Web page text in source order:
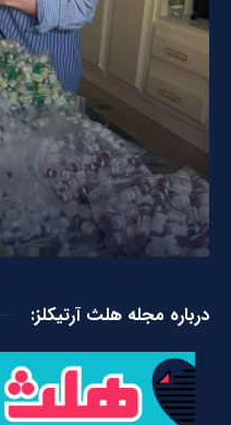
درباره مجله هلث آرتیکلز: